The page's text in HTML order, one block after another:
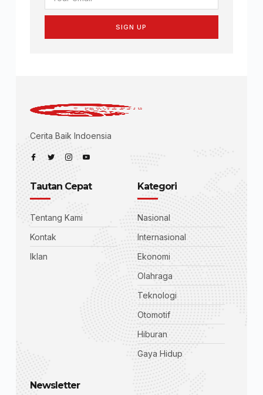
SIGN UP
Cerita Baik Indoensia
Tautan Cepat
Tentang Kami
Kontak
Iklan
Kategori
Nasional
Internasional
Ekonomi
Olahraga
Teknologi
Otomotif
Hiburan
Gaya Hidup
Newsletter